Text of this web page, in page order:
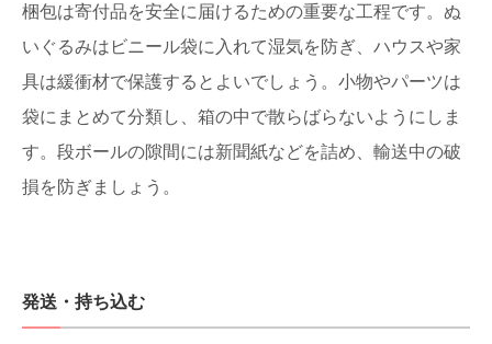
梱包は寄付品を安全に届けるための重要な工程です。ぬ
いぐるみはビニール袋に入れて湿気を防ぎ、ハウスや家
具は緩衝材で保護するとよいでしょう。小物やパーツは
袋にまとめて分類し、箱の中で散らばらないようにしま
す。段ボールの隙間には新聞紙などを詰め、輸送中の破
損を防ぎましょう。
発送・持ち込む